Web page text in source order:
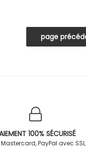
100% SÉCURISÉ
PayPal avec SSL